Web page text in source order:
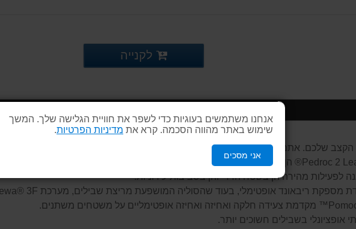
אנחנו משתמשים בעוגיות כדי לשפר את חוויית הגלישה שלך. המשך
שימוש באתר מהווה הסכמה. קרא את מדיניות הפרטיות.
אני מסכים
לקנייה
שלכם. אתם קובעים את הטון.
לפעילות מהירה הן בשטח הררי והן בסביבות עירוניות.
אופציונלי בשבילים חשוכים יותר.